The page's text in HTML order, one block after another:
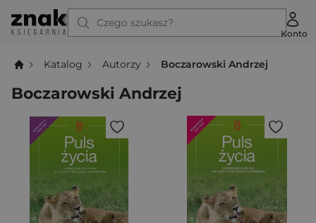
Czego szukasz?
Konto
Katalog Autorzy Boczarowski Andrzej
Boczarowski Andrzej